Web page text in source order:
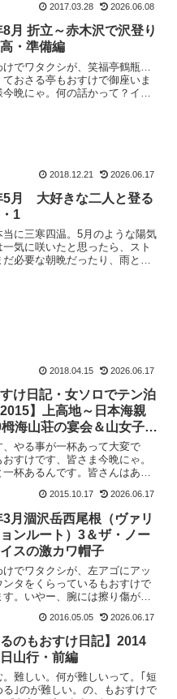
2017.03.28 2026.06.08
月 折立～赤木沢で沢登り
・準備編
けでワタクシが、笑福亭鶴瓶…
ておさる亭もおすけで御座いま
晩にゃ。何の話かって？イエ
2018.12.21 2026.06.17
5月 大好きな二人と登る
1
当に三寒四温。5月のような陽気
一気に咲いたと思ったら、スト
だ必要な朝晩だったり、雨と風
2018.04.15 2026.06.17
すけ日記・女ソロでテン泊
】上高地～日本海親
海山荘の宴会＆山女子の
情
、やる事が一杯あって大変で
すけです、皆さま今晩にゃ。
一杯あるんです。皆さんはあり
こと一杯です。友達にメールし
けないし、手紙も書きたい
も洗濯もしなくちゃいけ...
2015.10.17 2026.06.17
月涸沢岳西尾根（ヴァリ
ンルート）3＆ザ・ノー
スの激カワ帽子
けでワタクシが、左アゴにアッ
ンタをくらっているもおすけで
す。いやー、腕には擦り傷が無
！）でもって、一番目立つアゴ
しまって、大きな青あざが。明
ちゃんや山Pに...
2016.05.05 2026.06.17
るのもおすけ日記】2014
山行・前編
。難しい。何が難しいって。｢短
る｣のが難しい。の、もおすけで